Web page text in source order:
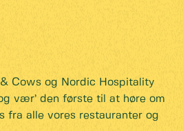
Cows og Nordic Hospitality
vær’ den første til at høre om
fra alle vores restauranter og